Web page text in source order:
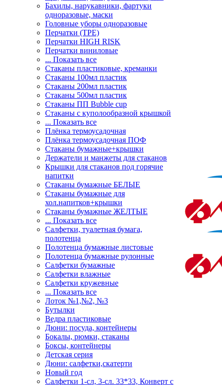
Бахилы, нарукавники, фартуки
одноразовые, маски
Головные уборы одноразовые
Перчатки (ТРЕ)
Перчатки HIGH RISK
Перчатки виниловые
... Показать все
Стаканы пластиковые, креманки
Стаканы 100мл пластик
Стаканы 200мл пластик
Стаканы 500мл пластик
Стаканы ПП Bubble cup
Стаканы с куполообразной крышкой
... Показать все
Плёнка термоусадочная
Плёнка термоусадочная ПОФ
Стаканы бумажные+крышки
Держатели и манжеты для стаканов
Крышки для стаканов под горячие
напитки
Стаканы бумажные БЕЛЫЕ
Стаканы бумажные для
хол.напитков+крышки
Стаканы бумажные ЖЕЛТЫЕ
... Показать все
Салфетки, туалетная бумага,
полотенца
Полотенца бумажные листовые
Полотенца бумажные рулонные
Салфетки бумажные
Салфетки влажные
Салфетки кружевные
... Показать все
Лоток №1,№2, №3
Бутылки
Ведра пластиковые
Дюни: посуда, контейнеры
Бокалы, рюмки, стаканы
Боксы, контейнеры
Детская серия
Дюни: салфетки,скатерти
Новый год
Салфетки 1-сл, 3-сл. 33*33, Конверт с